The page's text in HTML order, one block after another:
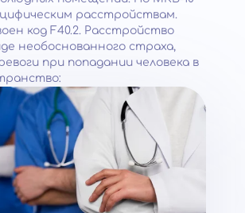
расстройствам.
код F40.2. Расстройство
необоснованного страха,
при попадании человека в